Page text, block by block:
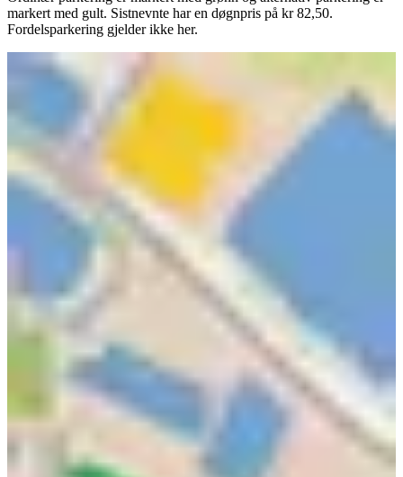
markert med gult. Sistnevnte har en døgnpris på kr 82,50.
Fordelsparkering gjelder ikke her.